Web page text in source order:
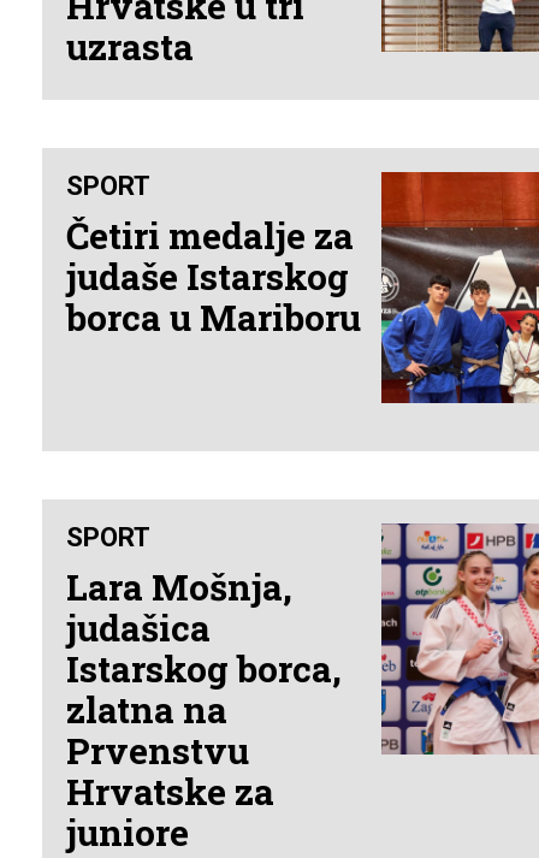
uzrasta
SPORT
Četiri medalje za
judaše Istarskog
borca u Mariboru
SPORT
Lara Mošnja,
judašica
Istarskog borca,
zlatna na
Prvenstvu
Hrvatske za
juniore